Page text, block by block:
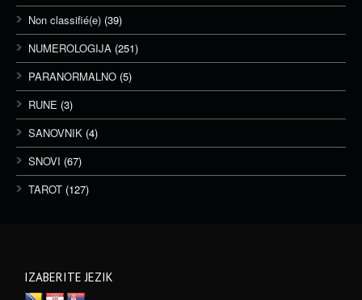
Non classifié(e) (39)
NUMEROLOGIJA (251)
PARANORMALNO (5)
RUNE (3)
SANOVNIK (4)
SNOVI (67)
TAROT (127)
IZABERITE JEZIK